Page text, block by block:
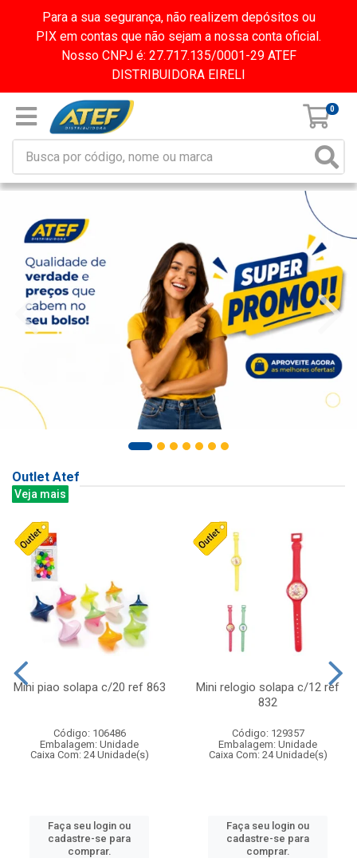
Para a sua segurança, não realizem depósitos ou
PIX em contas que não sejam a nossa conta oficial.
Nosso CNPJ é: 27.717.135/0001-29 ATEF
DISTRIBUIDORA EIRELI
0
Outlet Atef
Veja mais
Mini piao solapa c/20 ref 863
Código: 106486
Embalagem: Unidade
Caixa Com: 24 Unidade(s)
Faça seu login ou
cadastre-se para
comprar.
Mini relogio solapa c/12 ref
832
Código: 129357
Embalagem: Unidade
Caixa Com: 24 Unidade(s)
Faça seu login ou
cadastre-se para
comprar.